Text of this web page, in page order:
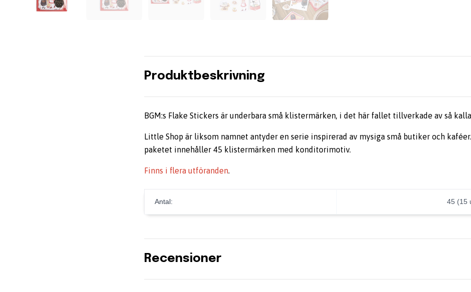
Produktbeskrivning
BGM:s Flake Stickers är underbara små klistermärken, i det här fallet tillverkade av så
Little Shop är liksom namnet antyder en serie inspirerad av mysiga små butiker och
paketet innehåller 45 klistermärken med konditorimotiv.
Finns i flera utföranden.
Antal: 45 (15
Recensioner